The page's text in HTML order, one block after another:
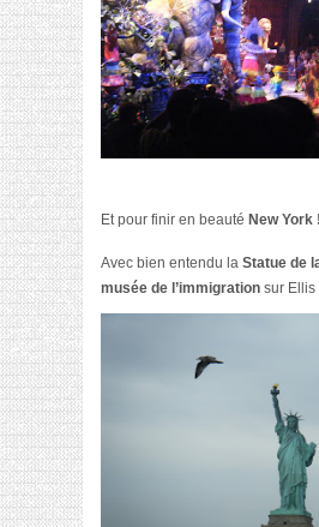
Et pour finir en beauté New York
Avec bien entendu la Statue de
musée de l’immigration sur Ellis